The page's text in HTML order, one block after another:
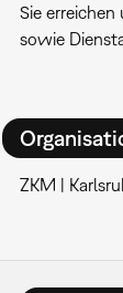
Sie
sowie
ZKM |